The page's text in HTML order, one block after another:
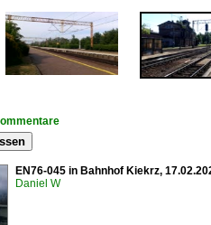
EN76-045 in Bahnhof Kiekrz,
Daniel W